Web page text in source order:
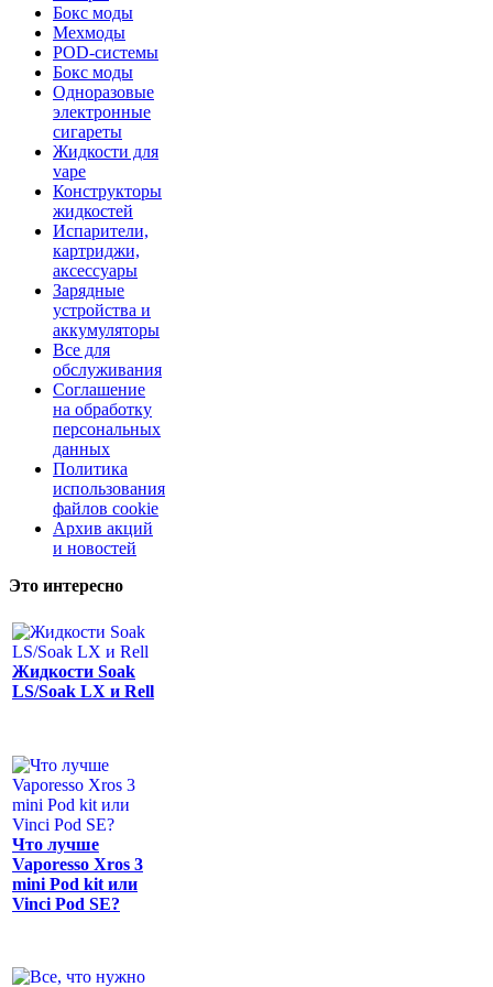
Бокс моды
Мехмоды
POD-системы
Бокс моды
Одноразовые
электронные
сигареты
Жидкости для
vape
Конструкторы
жидкостей
Испарители,
картриджи,
аксессуары
Зарядные
устройства и
аккумуляторы
Все для
обслуживания
Соглашение
на обработку
персональных
данных
Политика
использования
файлов cookie
Архив акций
и новостей
Это интересно
Жидкости Soak
LS/Soak LX и Rell
Что лучше
Vaporesso Xros 3
mini Pod kit или
Vinci Pod SE?